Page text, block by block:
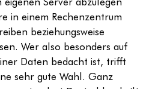
in einem Rechenzentrum
beziehungsweise
Wer also besonders auf
Daten bedacht ist, trifft
sehr gute Wahl. Ganz